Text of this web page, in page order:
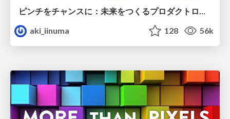
ピンチをチャンスに：未来をつくるプロダクトロードマップ #pmconf2020
aki_iinuma
128 56k